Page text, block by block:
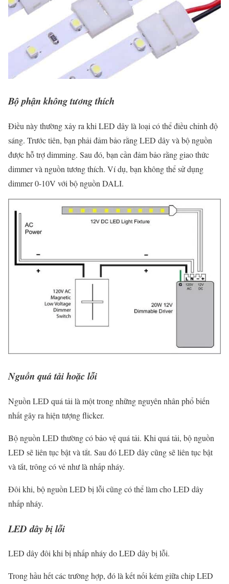
Bộ phận không tương thích
Điều này thường xảy ra khi LED dây là loại có thể điều chỉnh độ
sáng. Trước tiên, bạn phải đảm bảo rằng LED dây và bộ nguồn
được hỗ trợ dimming. Sau đó, bạn cần đảm bảo rằng giao thức
dimmer và nguồn tương thích. Ví dụ, bạn không thể sử dụng
dimmer 0-10V với bộ nguồn DALI.
Nguồn quá tải hoặc lỗi
Nguồn LED quá tải là một trong những nguyên nhân phổ biến
nhất gây ra hiện tượng flicker.
Bộ nguồn LED thường có bảo vệ quá tải. Khi quá tải, bộ nguồn
LED sẽ liên tục bật và tắt. Sau đó LED dây cũng sẽ liên tục bật
và tắt, trông có vẻ như là nhấp nháy.
Đôi khi, bộ nguồn LED bị lỗi cũng có thể làm cho LED dây
nhấp nháy.
LED dây bị lỗi
LED dây đôi khi bị nhấp nháy do LED dây bị lỗi.
Trong hầu hết các trường hợp, đó là kết nối kém giữa chip LED